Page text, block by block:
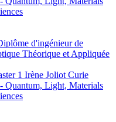
d'ingénieur de
Théorique et Appliquée
1 Irène Joliot Curie
Light, Materials